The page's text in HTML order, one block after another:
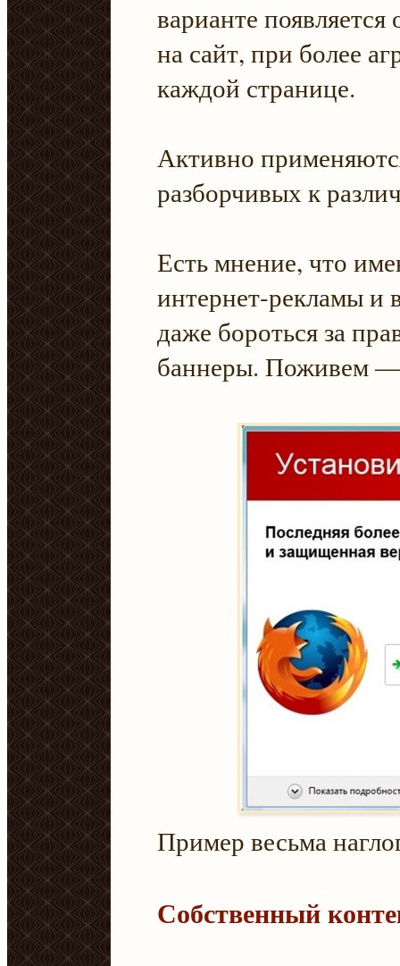
варианте
на сайт, при более
каждой странице.
Активно
разборчивых к
Есть мнение, что
интернет-рекламы и
даже бороться за
баннеры. Поживем
Пример весьма
Собственный